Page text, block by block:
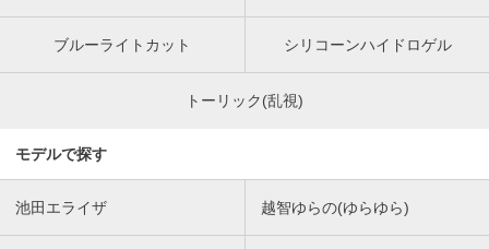
ブルーライトカット シリコーンハイドロゲル
トーリック(乱視)
モデルで探す
池田エライザ 越智ゆらの(ゆらゆら)